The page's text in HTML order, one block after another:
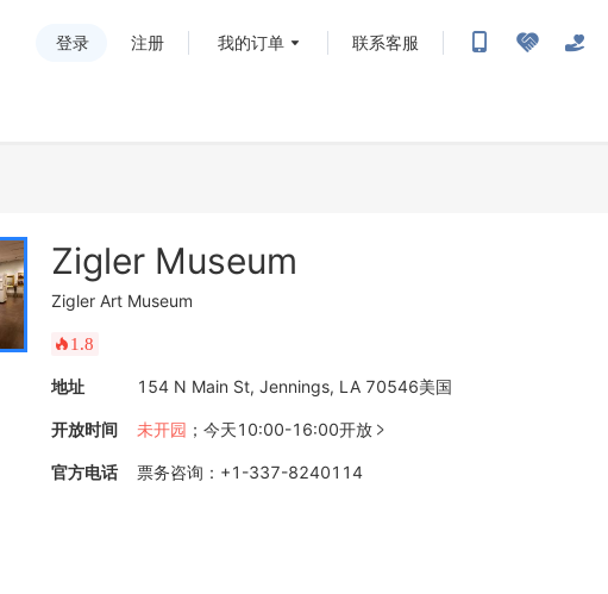
登录 注册 我的订单 联系客服
Zigler Museum
Zigler Art Museum
󰺂 1.8
地址 154 N Main St, Jennings, LA 70546美国
开放时间 未开园 ； 今天10:00-16:00开放 
官方电话 票务咨询 ： +1-337-8240114